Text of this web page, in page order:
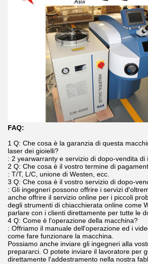
FAQ:
1 Q: Che cosa è la garanzia di questa
laser dei gioielli?
: 2 yearwarranty e servizio di dopo-vendita di
2 Q: Che cosa è il vostro termine di
: T/T, L/C, unione di Westen, ecc.
3 Q: Che cosa è il vostro servizio di dopo-
: Gli ingegneri possono offrire i servizi
anche offrire il servizio online per i piccoli
degli strumenti di chiacchierata online come
parlare con i clienti direttamente per tutte le
4 Q: Come è l'operazione della macchina?
: Offriamo il manuale dell'operazione ed i
come fare funzionare la macchina.
Possiamo anche inviare gli ingegneri alla
prepararci. O potete inviare il lavoratore per
direttamente l'addestramento nella nostra